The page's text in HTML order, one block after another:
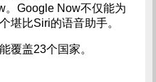
。Google Now不仅能为
堪比Siri的语音助手。
覆盖23个国家。